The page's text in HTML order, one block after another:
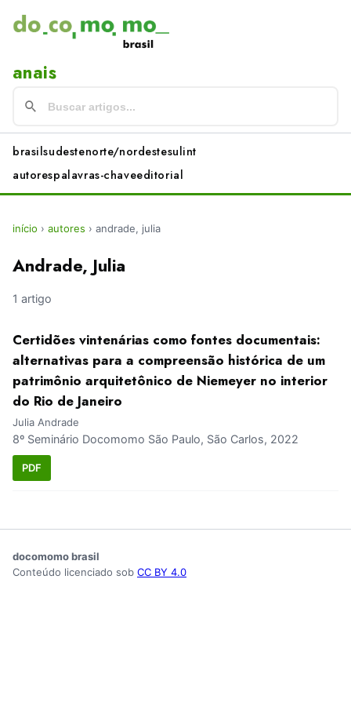
anais
brasilsudestenorte/nordestesulint
autorespalavras-chaveeditorial
início › autores › andrade, julia
Andrade, Julia
1 artigo
Certidões vintenárias como fontes documentais:
alternativas para a compreensão histórica de um
patrimônio arquitetônico de Niemeyer no interior
do Rio de Janeiro
Julia Andrade
8º Seminário Docomomo São Paulo, São Carlos, 2022
PDF
docomomo brasil
Conteúdo licenciado sob CC BY 4.0